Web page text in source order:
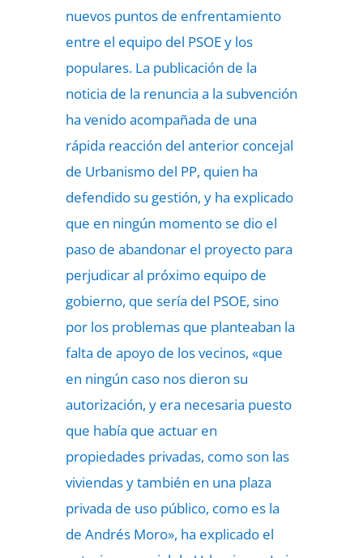
nuevos puntos de enfrentamiento
entre el equipo del PSOE y los
populares. La publicación de la
noticia de la renuncia a la subvención
ha venido acompañada de una
rápida reacción del anterior concejal
de Urbanismo del PP, quien ha
defendido su gestión, y ha explicado
que en ningún momento se dio el
paso de abandonar el proyecto para
perjudicar al próximo equipo de
gobierno, que sería del PSOE, sino
por los problemas que planteaban la
falta de apoyo de los vecinos, «que
en ningún caso nos dieron su
autorización, y era necesaria puesto
que había que actuar en
propiedades privadas, como son las
viviendas y también en una plaza
privada de uso público, como es la
de Andrés Moro», ha explicado el